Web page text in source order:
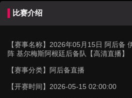
比赛介绍
【赛事名称】 2026年05月15日 阿后备
阵 基尔梅斯阿根廷后备队【高清直播】
【赛事分类】 阿后备直播
【开赛时间】 2026-05-15 02:00:00